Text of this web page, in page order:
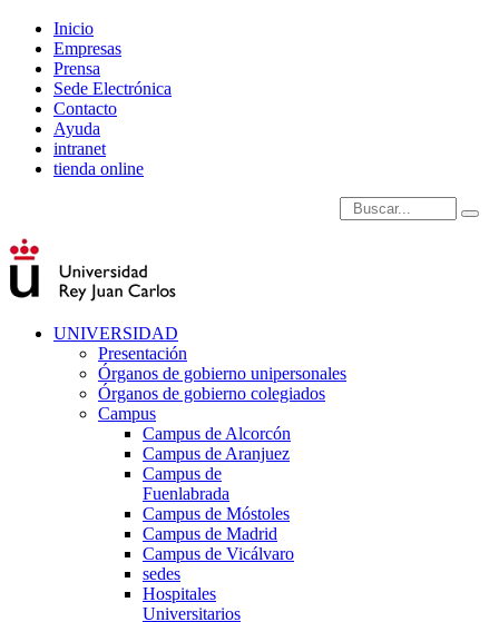
Inicio
Empresas
Prensa
Sede Electrónica
Contacto
Ayuda
intranet
tienda online
Introduce términos de
UNIVERSIDAD
Presentación
Órganos de gobierno unipersonales
Órganos de gobierno colegiados
Campus
Campus de Alcorcón
Campus de Aranjuez
Campus de
Fuenlabrada
Campus de Móstoles
Campus de Madrid
Campus de Vicálvaro
sedes
Hospitales
Universitarios